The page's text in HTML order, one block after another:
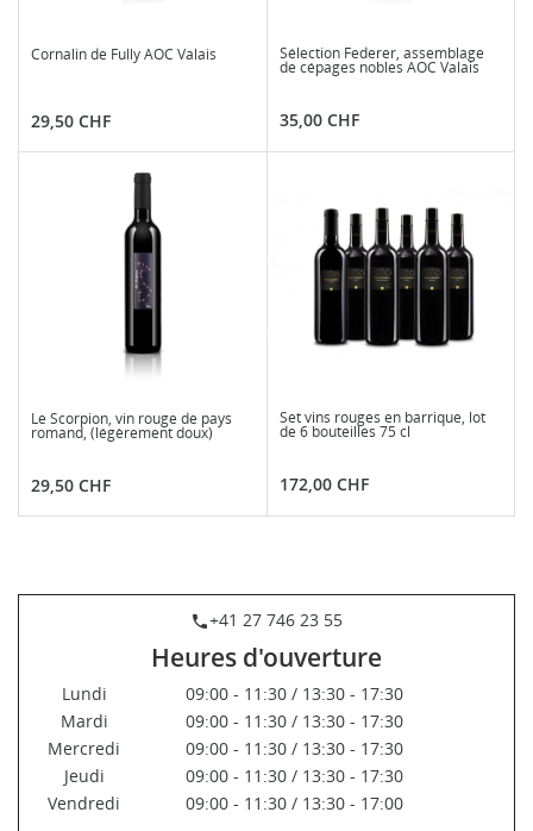
Cornalin de Fully AOC Valais
Prix
29,50 CHF
Sélection Federer, assemblage
de cépages nobles AOC Valais
Prix
35,00 CHF
Le Scorpion, vin rouge de pays
romand, (légèrement doux)
Prix
29,50 CHF
Set vins rouges en barrique, lot
de 6 bouteilles 75 cl
Prix
172,00 CHF
phone+41 27 746 23 55
Heures d'ouverture
Lundi
09:00 - 11:30 / 13:30 - 17:30
Mardi
09:00 - 11:30 / 13:30 - 17:30
Mercredi
09:00 - 11:30 / 13:30 - 17:30
Jeudi
09:00 - 11:30 / 13:30 - 17:30
Vendredi
09:00 - 11:30 / 13:30 - 17:00